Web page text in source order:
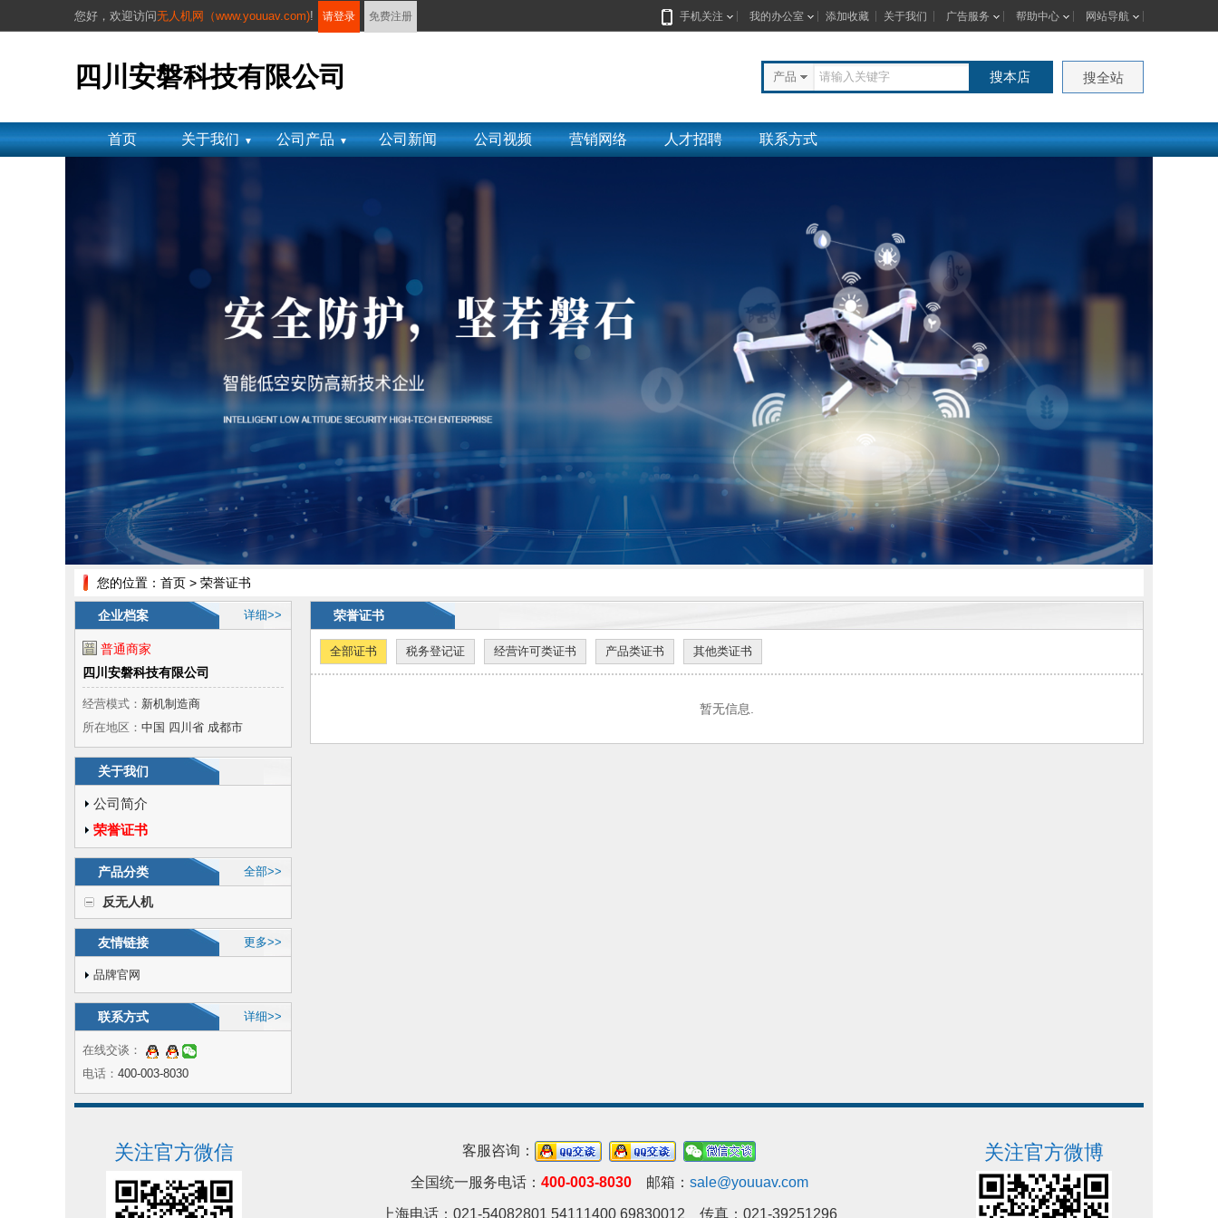
您好， 欢迎访问无人机网（www.youuav.com)! 请登录 免费注册 手机关注 我的办公室 添加收藏 关于我们 广告服务 帮助中心 网站导航
四川安磐科技有限公司 产品 搜本店 搜全站
首页 关于我们 ▼ 公司产品 ▼ 公司新闻 公司视频 营销网络 人才招聘 联系方式
您的位置： 首页 > 荣誉证书
企业档案 详细>>
普通商家
四川安磐科技有限公司
经营模式： 新机制造商
所在地区： 中国 四川省 成都市
关于我们
公司简介
荣誉证书
产品分类 全部>>
反无人机
友情链接 更多>>
品牌官网
联系方式 详细>>
在线交谈：
电话： 400-003-8030
荣誉证书
全部证书 税务登记证 经营许可类证书 产品类证书 其他类证书
暂无信息.
客服咨询：
全国统一服务电话： 400-003-8030邮箱： sale@youuav.com
上海电话：021-54082801 54111400 69830012 传真：021-39251296
关注官方微信 关注官方微博